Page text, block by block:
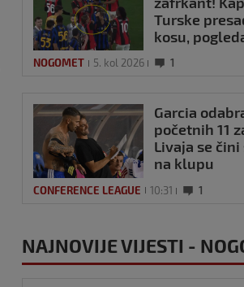
Turske
kosu,
našalio s njim
NOGOMET 5. kol 2026 1
Garcia
početnih 11
Livaja se čini
na klupu
CONFERENCE LEAGUE 10:31 1
NAJNOVIJE VIJESTI -